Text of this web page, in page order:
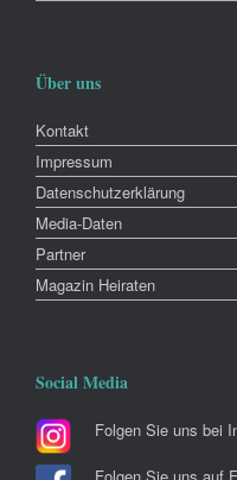
Über uns
Kontakt
Impressum
Datenschutzerklärung
Media-Daten
Partner
Magazin Heiraten
Social Media
Folgen Sie uns bei
Folgen Sie uns auf